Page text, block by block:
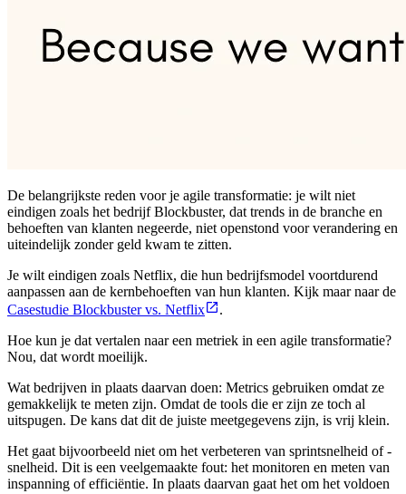
De belangrijkste reden voor je agile transformatie: je wilt niet
eindigen zoals het bedrijf Blockbuster, dat trends in de branche en
behoeften van klanten negeerde, niet openstond voor verandering en
uiteindelijk zonder geld kwam te zitten.
Je wilt eindigen zoals Netflix, die hun bedrijfsmodel voortdurend
aanpassen aan de kernbehoeften van hun klanten. Kijk maar naar de
Casestudie Blockbuster vs. Netflix
.
Hoe kun je dat vertalen naar een metriek in een agile transformatie?
Nou, dat wordt moeilijk.
Wat bedrijven in plaats daarvan doen: Metrics gebruiken omdat ze
gemakkelijk te meten zijn. Omdat de tools die er zijn ze toch al
uitspugen. De kans dat dit de juiste meetgegevens zijn, is vrij klein.
Het gaat bijvoorbeeld niet om het verbeteren van sprintsnelheid of -
snelheid. Dit is een veelgemaakte fout: het monitoren en meten van
inspanning of efficiëntie. In plaats daarvan gaat het om het voldoen